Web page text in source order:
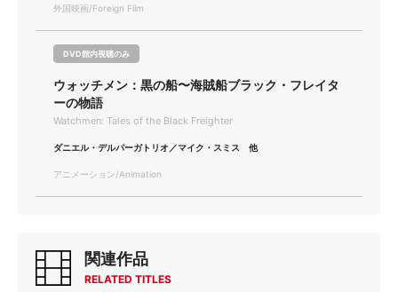
外国映画/Foreign Film
DVD館内視聴のみ
ウォッチメン：黒の船〜海賊船ブラック・フレイタ
ーの物語
Watchmen: Tales of the Black Freighter
ダニエル・デルパーガトリオ／マイク・スミス 他
アニメーション/Animation
関連作品
RELATED TITLES